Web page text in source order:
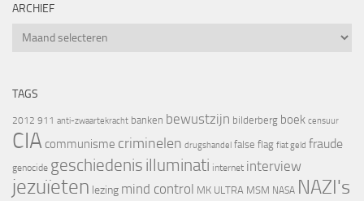
ARCHIEF
Archief
TAGS
2012 911 anti-zwaartekracht banken bewustzijn bilderberg boek censuur
CIA communisme criminelen drugshandel false flag fiat geld fraude
genocide geschiedenis illuminati internet interview
jezuïeten lezing mind control MK ULTRA MSM NASA NAZI's